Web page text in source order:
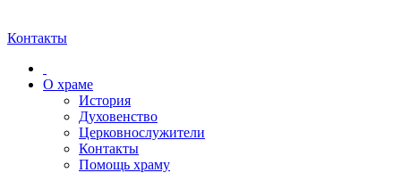
Контакты
О храме
История
Духовенство
Церковнослужители
Контакты
Помощь храму